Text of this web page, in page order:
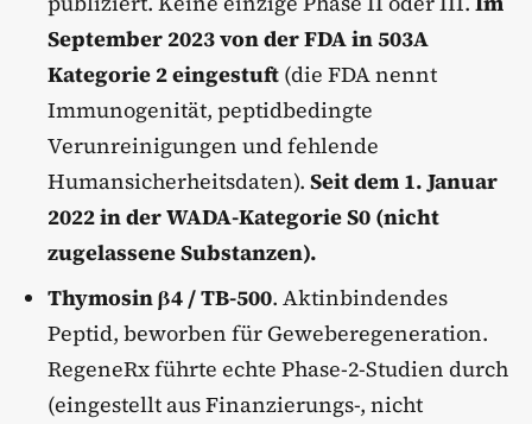
September 2023 von der FDA in 503A
Kategorie 2 eingestuft (die FDA nennt
Immunogenität, peptidbedingte
Verunreinigungen und fehlende
Humansicherheitsdaten). Seit dem 1. Januar
2022 in der WADA-Kategorie S0 (nicht
zugelassene Substanzen).
Thymosin β4 / TB-500. Aktinbindendes
Peptid, beworben für Geweberegeneration.
RegeneRx führte echte Phase-2-Studien durch
(eingestellt aus Finanzierungs-, nicht